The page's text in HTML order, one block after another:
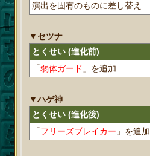
演出を固有のものに差し替え
▼セツナ
とくせい (進化前)
「弱体ガード 」を追加
▼ハゲ神
とくせい (進化後)
「フリーズブレイカー 」を追加